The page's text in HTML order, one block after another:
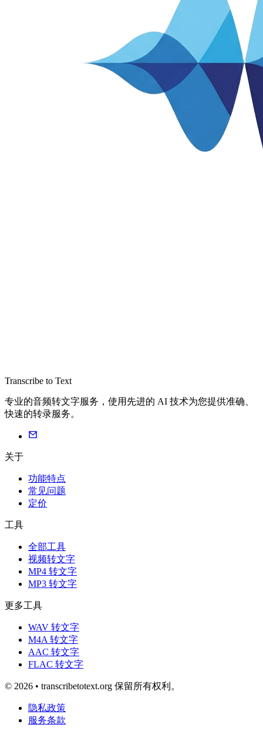
Transcribe to Text
专业的音频转文字服务，使用先进的 AI 技术为您提供准确、
快速的转录服务。
关于
功能特点
常见问题
定价
工具
全部工具
视频转文字
MP4 转文字
MP3 转文字
更多工具
WAV 转文字
M4A 转文字
AAC 转文字
FLAC 转文字
© 2026 • transcribetotext.org 保留所有权利。
隐私政策
服务条款